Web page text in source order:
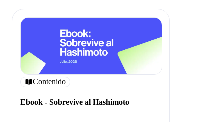
Contenido
Ebook - Sobrevive al Hashimoto